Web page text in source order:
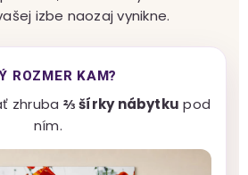
izbe naozaj vynikne.
ROZMER KAM?
zhruba ⅔ šírky nábytku pod
ním.